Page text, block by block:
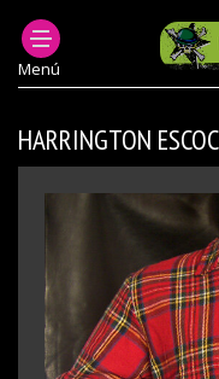
Menú
ROPA PUNK HOMBRE
HARRINGTON